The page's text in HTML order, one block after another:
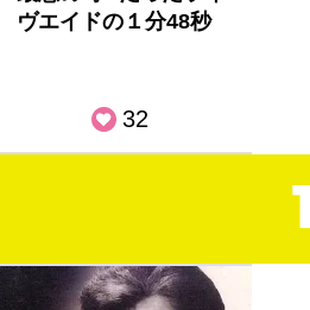
ヴエイドの１分48秒
32